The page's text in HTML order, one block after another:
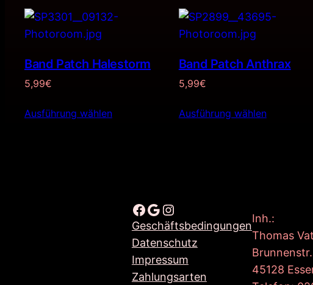
Band Patch Halestorm
5,99€
Ausführung wählen
Band Patch Anthrax
5,99€
Ausführung wählen
Facebook Google Instagram
Geschäftsbedingungen
Datenschutz
Impressum
Zahlungsarten
Inh.:
Thomas
45128